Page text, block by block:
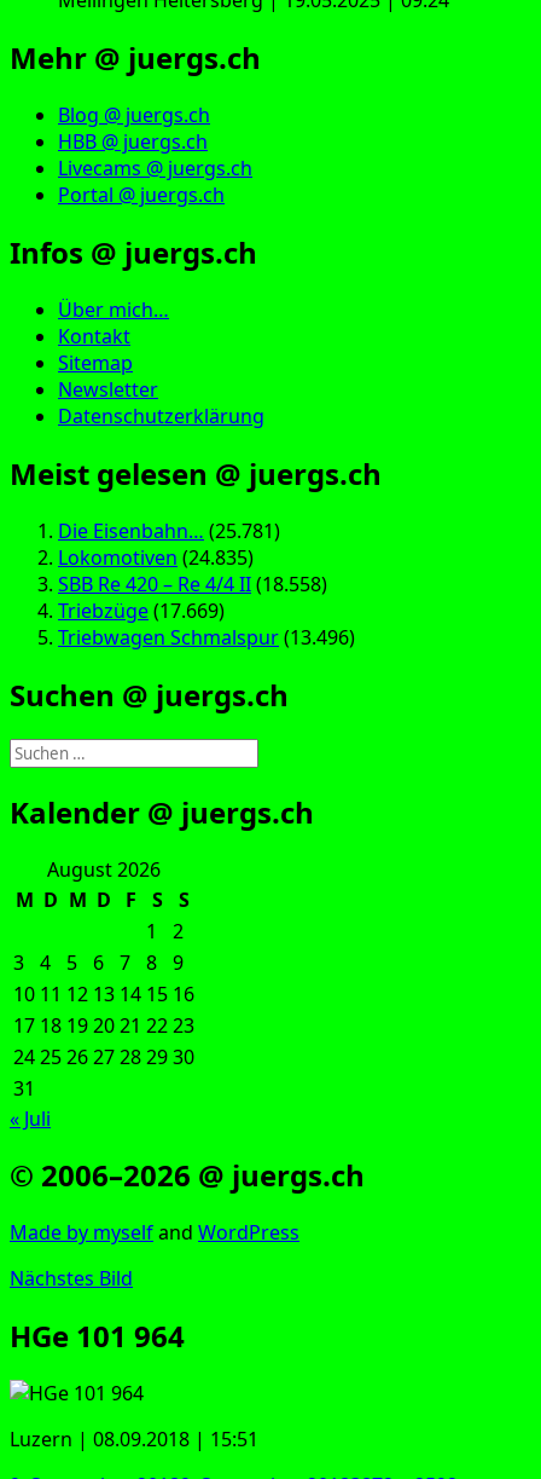
Mehr @ juergs.ch
Blog @ juergs.ch
HBB @ juergs.ch
Livecams @ juergs.ch
Portal @ juergs.ch
Infos @ juergs.ch
Über mich…
Kontakt
Sitemap
Newsletter
Datenschutzerklärung
Meist gelesen @ juergs.ch
Die Eisenbahn… (25.781)
Lokomotiven (24.835)
SBB Re 420 – Re 4/4 II(18.558)
Triebzüge(17.669)
Triebwagen Schmalspur(13.496)
Suchen @ juergs.ch
Suchen
nach:
Kalender @ juergs.ch
August 2026
M D M D F S
S
1
2
3 4 5 6 7 8 9
10 11 12 13 14 15 16
17 18 192021 2223
24252627282930
31
« Juli
© 2006–2026 @ juergs.ch
Made by mys­elfand Word­Press
Nächstes Bild
HGe 101 964
Luzern | 08.09.2018 | 15:51